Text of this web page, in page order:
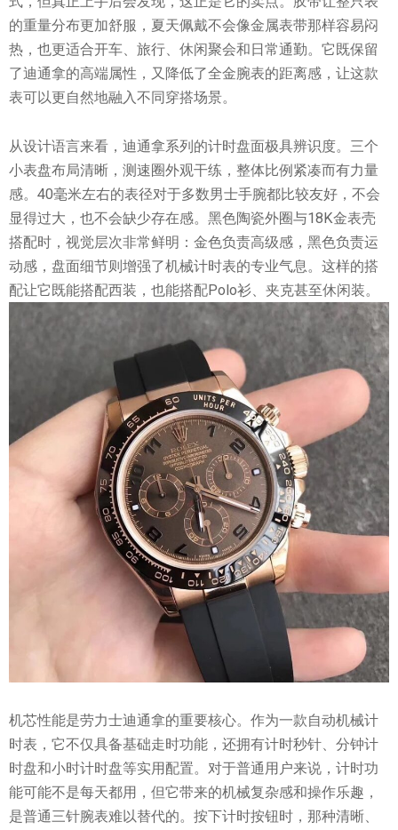
的重量分布更加舒服，夏天佩戴不会像金属表带那样容易闷
热，也更适合开车、旅行、休闲聚会和日常通勤。它既保留
了迪通拿的高端属性，又降低了全金腕表的距离感，让这款
表可以更自然地融入不同穿搭场景。
从设计语言来看，迪通拿系列的计时盘面极具辨识度。三个
小表盘布局清晰，测速圈外观干练，整体比例紧凑而有力量
感。40毫米左右的表径对于多数男士手腕都比较友好，不会
显得过大，也不会缺少存在感。黑色陶瓷外圈与18K金表壳
搭配时，视觉层次非常鲜明：金色负责高级感，黑色负责运
动感，盘面细节则增强了机械计时表的专业气息。这样的搭
配让它既能搭配西装，也能搭配Polo衫、夹克甚至休闲装。
机芯性能是劳力士迪通拿的重要核心。作为一款自动机械计
时表，它不仅具备基础走时功能，还拥有计时秒针、分钟计
时盘和小时计时盘等实用配置。对于普通用户来说，计时功
能可能不是每天都用，但它带来的机械复杂感和操作乐趣，
是普通三针腕表难以替代的。按下计时按钮时，那种清晰、